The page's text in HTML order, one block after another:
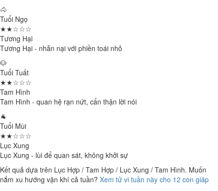
🐴
Tuổi Ngọ
★★☆☆☆
Tương Hại
Tương Hại - nhẫn nại với phiền toái nhỏ
🐶
Tuổi Tuất
★★☆☆☆
Tam Hình
Tam Hình - quan hệ rạn nứt, cẩn thận lời nói
🐐
Tuổi Mùi
★★☆☆☆
Lục Xung
Lục Xung - lùi để quan sát, không khởi sự
Kết quả dựa trên Lục Hợp / Tam Hợp / Lục Xung / Tam Hình. Muốn
nắm xu hướng vận khí cả tuần? Xem tử vi tuần này cho 12 con giáp